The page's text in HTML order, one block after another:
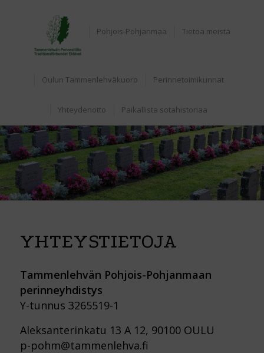
Pohjois-Pohjanmaa
Tietoa meistä
Oulun Tammenlehväkuoro Perinnetoimikunnat
Yhteydenotto Paikallista sotahistoriaa
YHTEYSTIETOJA
Tammenlehvän Pohjois-Pohjanmaan
perinneyhdistys
Y-tunnus 3265519-1
Aleksanterinkatu 13 A 12, 90100 OULU
p-pohm@tammenlehva.fi